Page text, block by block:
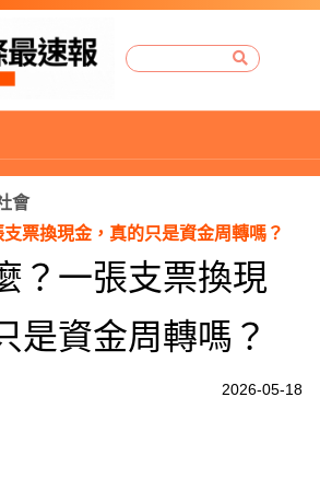
會
票換現金，真的只是資金周轉嗎？
？一張支票換現
是資金周轉嗎？
2026-05-18